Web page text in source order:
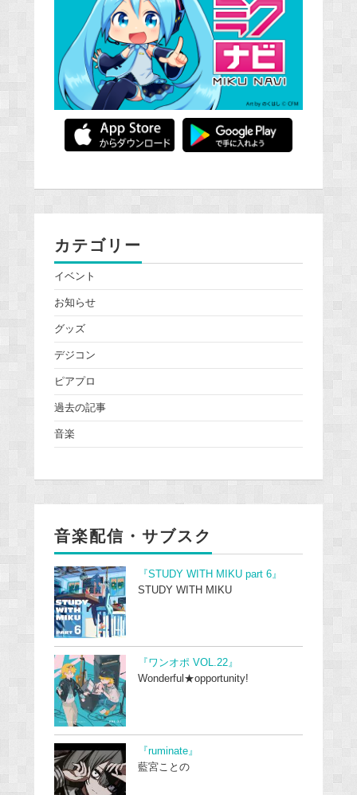
カテゴリー
イベント
お知らせ
グッズ
デジコン
ピアプロ
過去の記事
音楽
音楽配信・サブスク
『STUDY WITH MIKU part 6』
STUDY WITH MIKU
『ワンオポ VOL.22』
Wonderful★opportunity!
『ruminate』
藍宮ことの